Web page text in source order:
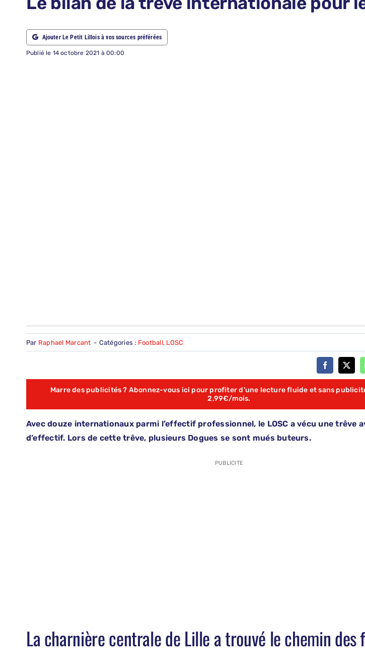
RECHERCHER:
Ajouter Le Petit Lillois à vos sources préférées
Publié le 14 octobre 2021 à 00:00
Par Raphael Marcant - Catégories : Football, LOSC
Marre des publicités ? Abonnez-vous ici pour profiter d’une lecture fluide et sans
2,99€/mois.
Avec douze internationaux parmi l’effectif professionnel, le LOSC a vécu une trêve
d’effectif. Lors de cette trêve, plusieurs Dogues se sont mués buteurs.
PUBLICITE
La charnière centrale de Lille a trouvé le chemin des